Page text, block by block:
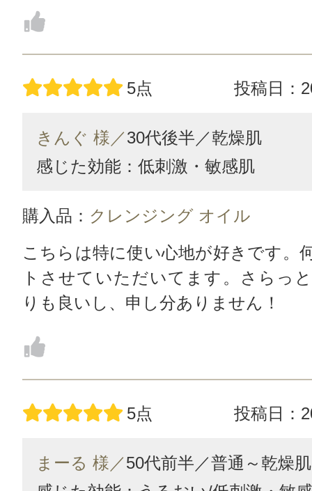
5点 投稿日：
きんぐ 様／30代後半／乾燥肌
感じた効能：低刺激・敏感肌
購入品： クレンジング オイル
こちらは特に使い心地が好きです。
トさせていただいてます。さらっ
りも良いし、申し分ありません！
5点 投稿日：
まーる 様／50代前半／普通～乾燥肌